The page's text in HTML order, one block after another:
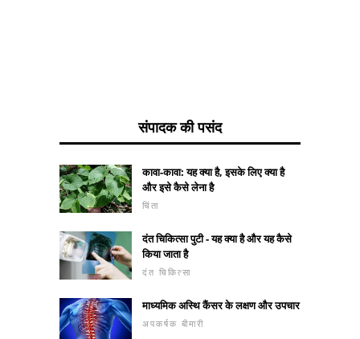
संपादक की पसंद
कावा-कावा: यह क्या है, इसके लिए क्या है
और इसे कैसे लेना है
चिंता
दंत चिकित्सा पुटी - यह क्या है और यह कैसे
किया जाता है
दंत चिकित्सा
माध्यमिक अस्थि कैंसर के लक्षण और उपचार
अपकर्षक बीमारी